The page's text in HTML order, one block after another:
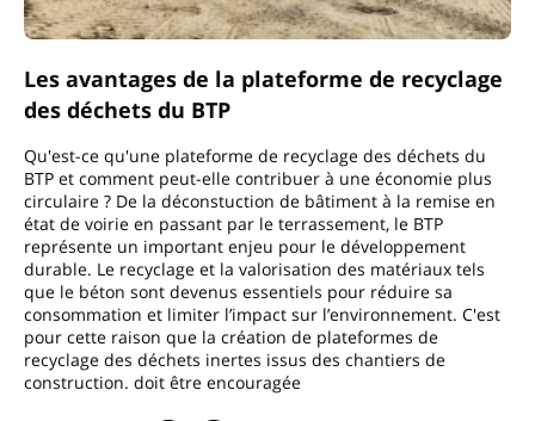
Les avantages de la plateforme de recyclage
des déchets du BTP
Qu'est-ce qu'une plateforme de recyclage des déchets du
BTP et comment peut-elle contribuer à une économie plus
circulaire ? De la déconstuction de bâtiment à la remise en
état de voirie en passant par le terrassement, le BTP
représente un important enjeu pour le développement
durable. Le recyclage et la valorisation des matériaux tels
que le béton sont devenus essentiels pour réduire sa
consommation et limiter l’impact sur l’environnement. C'est
pour cette raison que la création de plateformes de
recyclage des déchets inertes issus des chantiers de
construction. doit être encouragée